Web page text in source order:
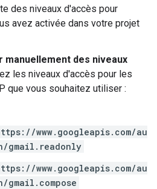
des niveaux d'accès pour
avez activée dans votre projet
manuellement des niveaux
les niveaux d'accès pour les
que vous souhaitez utiliser :
www.googleapis.com/au
gmail.readonly
www.googleapis.com/au
gmail.compose